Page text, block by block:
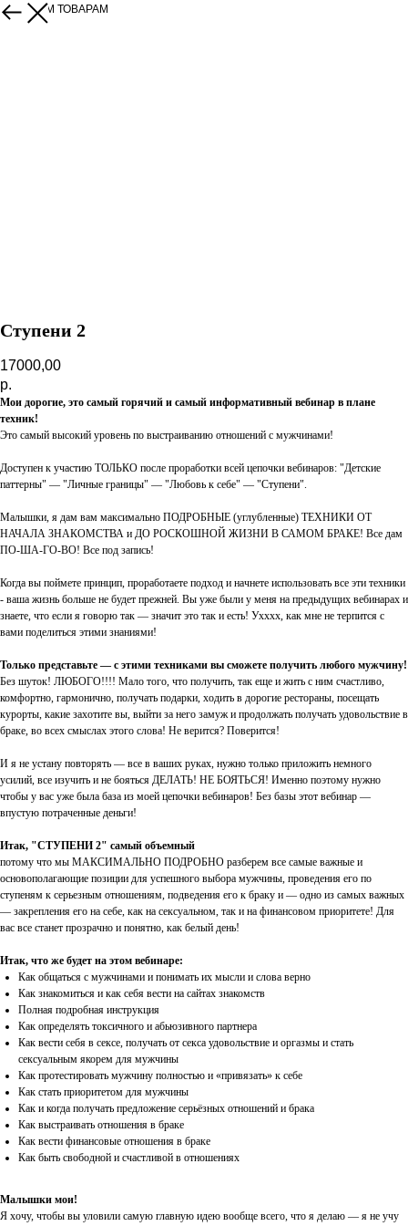
К ДРУГИМ ТОВАРАМ
Ступени 2
17000,00
р.
Мои дорогие, это самый горячий и самый информативный вебинар в плане
техник!
Это самый высокий уровень по выстраиванию отношений с мужчинами!
Доступен к участию ТОЛЬКО после проработки всей цепочки вебинаров: "Детские
паттерны" — "Личные границы" — "Любовь к себе" — "Ступени".
Малышки, я дам вам максимально ПОДРОБНЫЕ (углубленные) ТЕХНИКИ ОТ
НАЧАЛА ЗНАКОМСТВА и ДО РОСКОШНОЙ ЖИЗНИ В САМОМ БРАКЕ! Все дам
ПО-ША-ГО-ВО! Все под запись!
Когда вы поймете принцип, проработаете подход и начнете использовать все эти техники
- ваша жизнь больше не будет прежней. Вы уже были у меня на предыдущих вебинарах и
знаете, что если я говорю так — значит это так и есть! Ухххх, как мне не терпится с
вами поделиться этими знаниями!
Только представьте — с этими техниками вы сможете получить любого мужчину!
Без шуток! ЛЮБОГО!!!! Мало того, что получить, так еще и жить с ним счастливо,
комфортно, гармонично, получать подарки, ходить в дорогие рестораны, посещать
курорты, какие захотите вы, выйти за него замуж и продолжать получать удовольствие в
браке, во всех смыслах этого слова! Не верится? Поверится!
И я не устану повторять — все в ваших руках, нужно только приложить немного
усилий, все изучить и не бояться ДЕЛАТЬ! НЕ БОЯТЬСЯ! Именно поэтому нужно
чтобы у вас уже была база из моей цепочки вебинаров! Без базы этот вебинар —
впустую потраченные деньги!
Итак, "СТУПЕНИ 2" самый объемный
потому что мы МАКСИМАЛЬНО ПОДРОБНО разберем все самые важные и
основополагающие позиции для успешного выбора мужчины, проведения его по
ступеням к серьезным отношениям, подведения его к браку и — одно из самых важных
— закрепления его на себе, как на сексуальном, так и на финансовом приоритете! Для
вас все станет прозрачно и понятно, как белый день!
Итак, что же будет на этом вебинаре:
Как общаться с мужчинами и понимать их мысли и слова верно
Как знакомиться и как себя вести на сайтах знакомств
Полная подробная инструкция
Как определять токсичного и абьюзивного партнера
Как вести себя в сексе, получать от секса удовольствие и оргазмы и стать
сексуальным якорем для мужчины
Как протестировать мужчину полностью и «привязать» к себе
Как стать приоритетом для мужчины
Как и когда получать предложение серьёзных отношений и брака
Как выстраивать отношения в браке
Как вести финансовые отношения в браке
Как быть свободной и счастливой в отношениях
Малышки мои!
Я хочу, чтобы вы уловили самую главную идею вообще всего, что я делаю — я не учу